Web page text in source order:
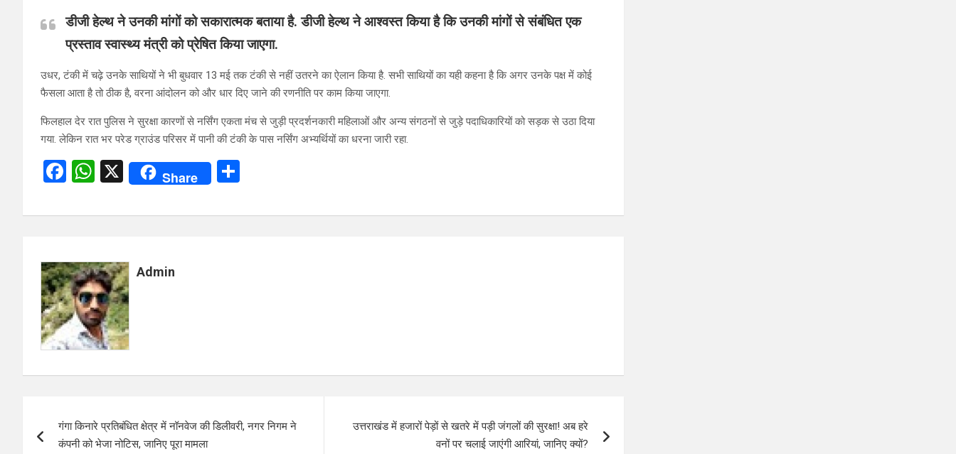
डीजी हेल्थ ने उनकी मांगों को सकारात्मक बताया है. डीजी हेल्थ ने आश्वस्त किया है कि उनकी मांगों से संबंधित एक
प्रस्ताव स्वास्थ्य मंत्री को प्रेषित किया जाएगा.
उधर, टंकी में चढ़े उनके साथियों ने भी बुधवार 13 मई तक टंकी से नहीं उतरने का ऐलान किया है. सभी साथियों का यही कहना है कि अगर उनके पक्ष में कोई
फैसला आता है तो ठीक है, वरना आंदोलन को और धार दिए जाने की रणनीति पर काम किया जाएगा.
फिलहाल देर रात पुलिस ने सुरक्षा कारणों से नर्सिंग एकता मंच से जुड़ी प्रदर्शनकारी महिलाओं और अन्य संगठनों से जुड़े पदाधिकारियों को सड़क से उठा दिया
गया. लेकिन रात भर परेड ग्राउंड परिसर में पानी की टंकी के पास नर्सिंग अभ्यर्थियों का धरना जारी रहा.
F
ce
o
o
k
W
at
A
p
p
X Share
ar
Admin
navigation
गंगा किनारे प्रतिबंधित क्षेत्र में नॉनवेज की डिलीवरी, नगर निगम ने
कंपनी को भेजा नोटिस, जानिए पूरा मामला
उत्तराखंड में हजारों पेड़ों से खतरे में पड़ी जंगलों की सुरक्षा! अब हरे
वनों पर चलाई जाएंगी आरियां, जानिए क्यों?